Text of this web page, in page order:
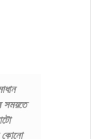
সময়তে
কোনো